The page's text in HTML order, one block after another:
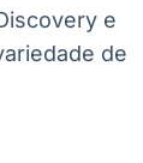
e
de